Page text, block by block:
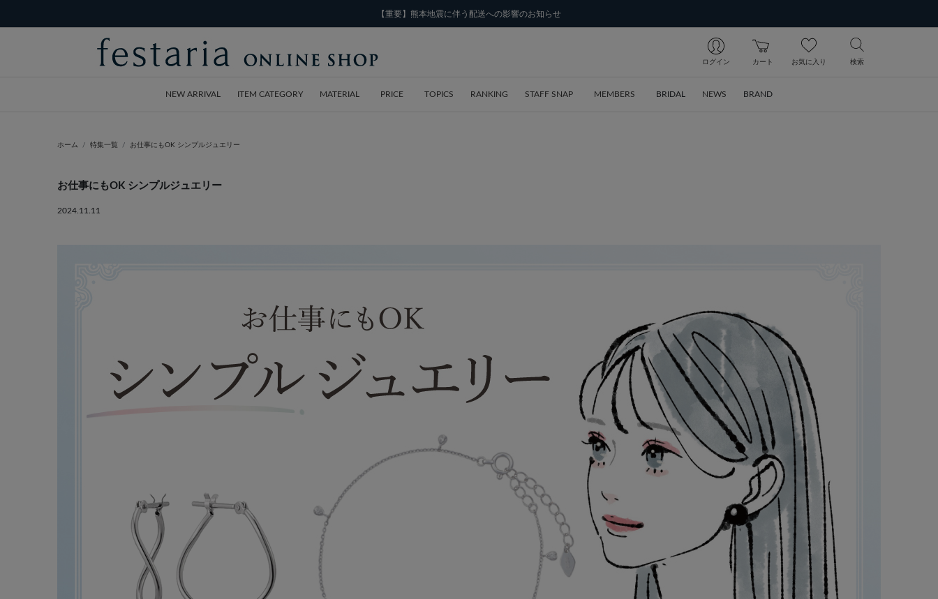
【重要】熊本地震に伴う配送への影響のお知らせ
ログイン カート お気に入り 検索
NEW ARRIVAL ITEM CATEGORY MATERIAL PRICE TOPICS RANKING STAFF SNAP MEMBERS BRIDAL NEWS BRAND
ホーム 特集一覧 お仕事にもOK シンプルジュエリー
お仕事にもOK シンプルジュエリー
2024.11.11